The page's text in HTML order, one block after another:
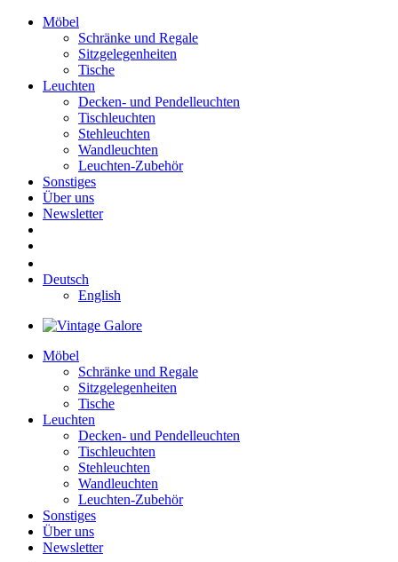
Möbel
Schränke und Regale
Sitzgelegenheiten
Tische
Leuchten
Decken- und Pendelleuchten
Tischleuchten
Stehleuchten
Wandleuchten
Leuchten-Zubehör
Sonstiges
Über uns
Newsletter
Deutsch
English
Möbel
Schränke und Regale
Sitzgelegenheiten
Tische
Leuchten
Decken- und Pendelleuchten
Tischleuchten
Stehleuchten
Wandleuchten
Leuchten-Zubehör
Sonstiges
Über uns
Newsletter